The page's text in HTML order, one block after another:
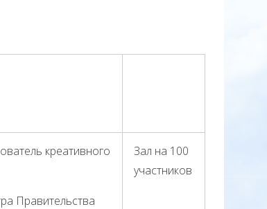
креативного
Правительства
Зал на 100
участников